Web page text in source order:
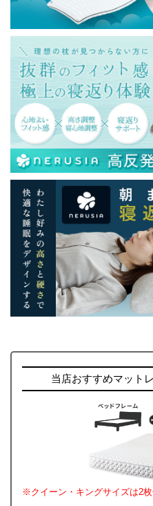
当店おすすめマット
※クイーン・キングサイズは2枚